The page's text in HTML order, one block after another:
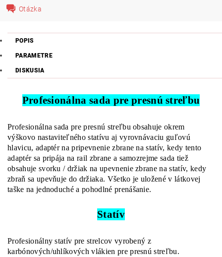
Otázka
POPIS
PARAMETRE
DISKUSIA
Profesionálna sada pre presnú streľbu
Profesionálna sada pre presnú streľbu obsahuje okrem
výškovo nastaviteľného statívu aj vyrovnávaciu guľovú
hlavicu, adaptér na pripevnenie zbrane na statív, kedy tento
adaptér sa pripája na rail zbrane a samozrejme sada tiež
obsahuje svorku / držiak na upevnenie zbrane na statív, kedy
zbraň sa upevňuje do držiaka. Všetko je uložené v látkovej
taške na jednoduché a pohodlné prenášanie.
Statív
Profesionálny statív pre strelcov vyrobený z
karbónových/uhlíkových vlákien pre presnú streľbu.